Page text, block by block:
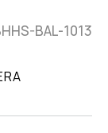
BAL-1013